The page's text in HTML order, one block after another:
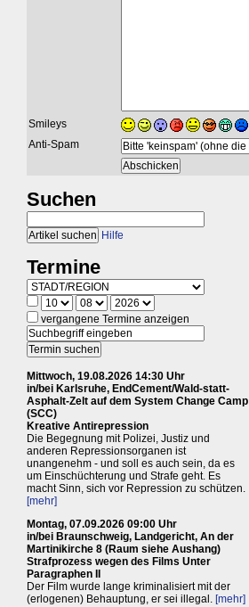
Smileys
Anti-Spam
Suchen
Hilfe
Termine
vergangene Termine anzeigen
Mittwoch, 19.08.2026 14:30 Uhr
in/bei Karlsruhe, EndCement/Wald-statt-
Asphalt-Zelt auf dem System Change Camp
(SCC)
Kreative Antirepression
Die Begegnung mit Polizei, Justiz und
anderen Repressionsorganen ist
unangenehm - und soll es auch sein, da es
um Einschüchterung und Strafe geht. Es
macht Sinn, sich vor Repression zu schützen.
[mehr]
Montag, 07.09.2026 09:00 Uhr
in/bei Braunschweig, Landgericht, An der
Martinikirche 8 (Raum siehe Aushang)
Strafprozess wegen des Films Unter
Paragraphen II
Der Film wurde lange kriminalisiert mit der
(erlogenen) Behauptung, er sei illegal. [mehr]